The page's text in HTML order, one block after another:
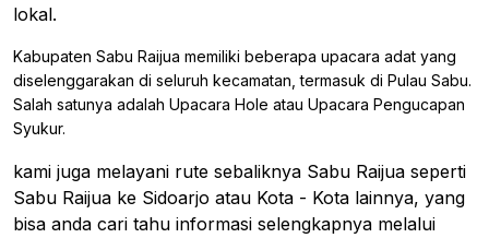
lokal.
Kabupaten Sabu Raijua memiliki beberapa upacara adat yang
diselenggarakan di seluruh kecamatan, termasuk di Pulau Sabu.
Salah satunya adalah Upacara Hole atau Upacara Pengucapan
Syukur.
kami juga melayani rute sebaliknya Sabu Raijua seperti
Sabu Raijua ke Sidoarjo atau Kota - Kota lainnya, yang
bisa anda cari tahu informasi selengkapnya melalui